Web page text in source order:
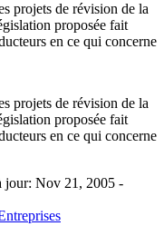
projets de révision de la
proposée fait
en ce qui concerne
projets de révision de la
proposée fait
en ce qui concerne
jour: Nov 21, 2005 -